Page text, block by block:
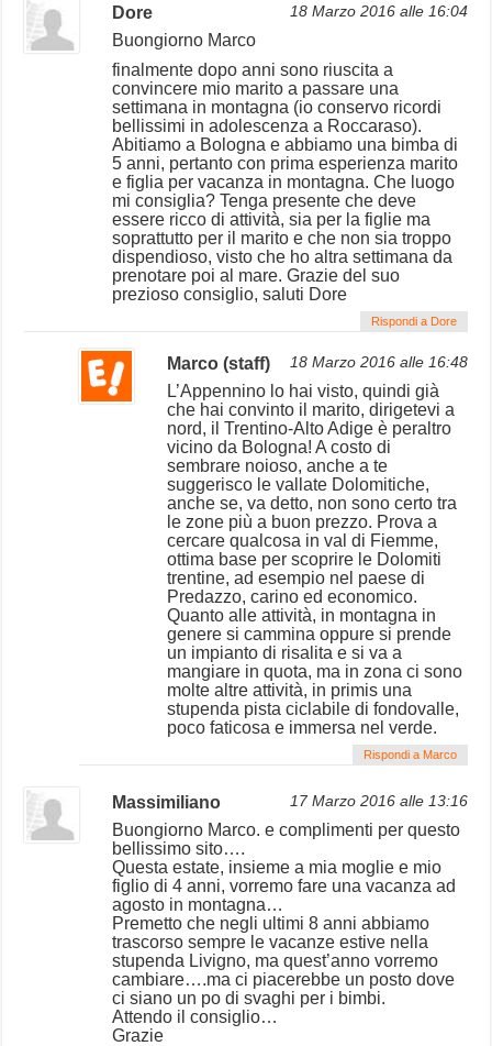
Dore 18 Marzo 2016 alle 16:04
Buongiorno Marco
finalmente dopo anni sono riuscita a
convincere mio marito a passare una
settimana in montagna (io conservo ricordi
bellissimi in adolescenza a Roccaraso).
Abitiamo a Bologna e abbiamo una bimba di
5 anni, pertanto con prima esperienza marito
e figlia per vacanza in montagna. Che luogo
mi consiglia? Tenga presente che deve
essere ricco di attività, sia per la figlie ma
soprattutto per il marito e che non sia troppo
dispendioso, visto che ho altra settimana da
prenotare poi al mare. Grazie del suo
prezioso consiglio, saluti Dore
Rispondi a Dore
Marco (staff) 18 Marzo 2016 alle 16:48
L’Appennino lo hai visto, quindi già
che hai convinto il marito, dirigetevi a
nord, il Trentino-Alto Adige è peraltro
vicino da Bologna! A costo di
sembrare noioso, anche a te
suggerisco le vallate Dolomitiche,
anche se, va detto, non sono certo tra
le zone più a buon prezzo. Prova a
cercare qualcosa in val di Fiemme,
ottima base per scoprire le Dolomiti
trentine, ad esempio nel paese di
Predazzo, carino ed economico.
Quanto alle attività, in montagna in
genere si cammina oppure si prende
un impianto di risalita e si va a
mangiare in quota, ma in zona ci sono
molte altre attività, in primis una
stupenda pista ciclabile di fondovalle,
poco faticosa e immersa nel verde.
Rispondi a Marco
Massimiliano 17 Marzo 2016 alle 13:16
Buongiorno Marco. e complimenti per questo
bellissimo sito….
Questa estate, insieme a mia moglie e mio
figlio di 4 anni, vorremo fare una vacanza ad
agosto in montagna…
Premetto che negli ultimi 8 anni abbiamo
trascorso sempre le vacanze estive nella
stupenda Livigno, ma quest’anno vorremo
cambiare….ma ci piacerebbe un posto dove
ci siano un po di svaghi per i bimbi.
Attendo il consiglio…
Grazie